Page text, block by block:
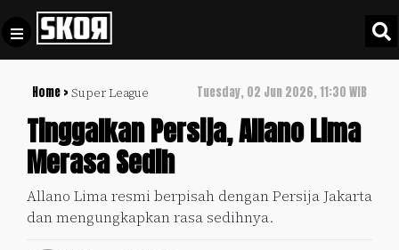
Home > Super League Tuesday, 02 Jun 2026, 11:30 WIB
Tinggalkan Persija, Allano Lima
Merasa Sedih
Allano Lima resmi berpisah dengan Persija Jakarta
dan mengungkapkan rasa sedihnya.
Football +
Culture +
Sports
+
Policy
Pedoman
Media
Siber